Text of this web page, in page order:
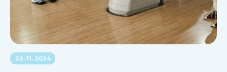
22. 11. 2024